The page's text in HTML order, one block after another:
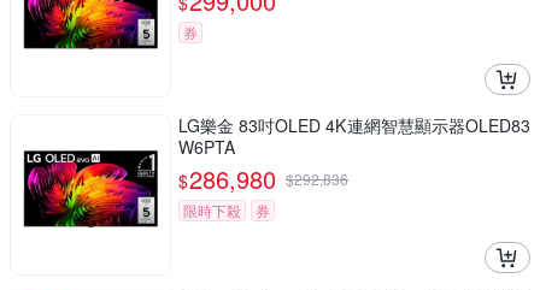
券
LG樂金 83吋OLED 4K連網智慧顯示器OLED83
W6PTA
$286,980 $292,836
限時下殺
券